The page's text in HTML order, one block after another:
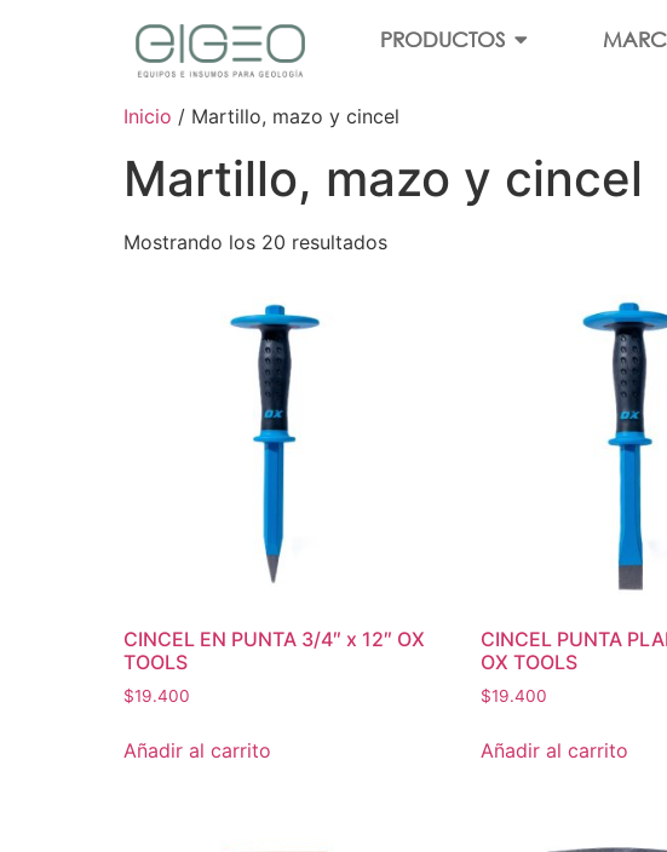
PRODUCTOS
Inicio / Martillo, mazo y cincel
Martillo, mazo y cincel
Mostrando los 20 resultados
CINCEL EN PUNTA 3/4″ x 12″ OX
TOOLS
$19.400
Añadir al carrito
CINCEL PUNTA
OX TOOLS
$19.400
Añadir al carrito